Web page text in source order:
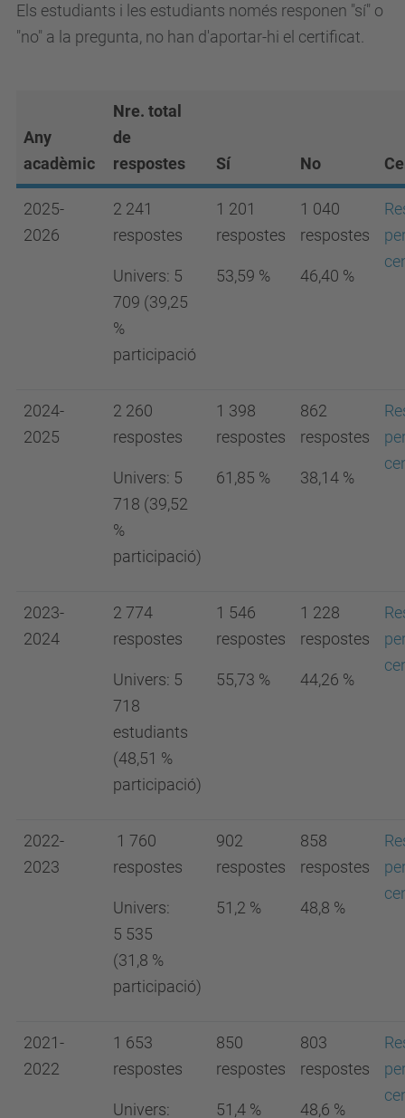
Els estudiants i les estudiants només responen "sí" o
"no" a la pregunta, no han d'aportar-hi el certificat.
Any
acadèmic
Nre. total
de
respostes
Sí No
2025-
2026
2 241
respostes
Univers: 5
709 (39,25
%
participació
1 201
respostes
53,59 %
1 040
respostes
46,40 %
2024-
2025
2 260
respostes
Univers: 5
718 (39,52
%
participació)
1 398
respostes
61,85 %
862
respostes
38,14 %
2023-
2024
2 774
respostes
Univers: 5
718
estudiants
(48,51 %
participació)
1 546
respostes
55,73 %
1 228
respostes
44,26 %
2022-
2023
1 760
respostes
Univers:
5 535
(31,8 %
participació)
902
respostes
51,2 %
858
respostes
48,8 %
2021-
2022
1 653
respostes
Univers:
850
respostes
51,4 %
803
respostes
48,6 %